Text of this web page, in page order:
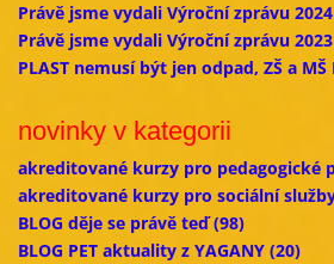
Právě jsme vydali Výroční zprávu 2024
Právě jsme vydali Výroční zprávu 2023
PLAST nemusí být jen odpad, ZŠ a MŠ
novinky v kategorii
akreditované kurzy pro pedagogické
akreditované kurzy pro sociální
BLOG děje se právě teď(98)
BLOG PET aktuality z YAGANY(20)